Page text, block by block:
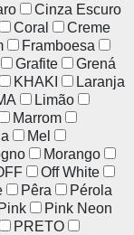
Cinza Escuro
Coral
Creme
Framboesa
Grafite
Grená
KHAKI
Laranja
Limão
Marrom
Mel
Morango
Off White
Pêra
Pérola
Pink
Pink Neon
PRETO